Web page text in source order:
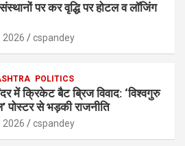
पर कर वृद्धि पर होटल व लॉजिंग
2026 cspandey
POLITICS
में क्रिकेट बैट ब्रिज विवाद: ‘विश्वगुरु
पोस्टर से भड़की राजनीति
2026 cspandey